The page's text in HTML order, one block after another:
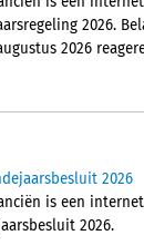
2026.
2026
2026
is een
2026.